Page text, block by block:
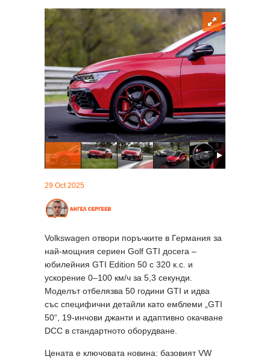
29 Oct 2025
Volkswagen отвори поръчките в Германия за
най-мощния сериен Golf GTI досега –
юбилейния GTI Edition 50 с 320 к.с. и
ускорение 0–100 км/ч за 5,3 секунди.
Моделът отбелязва 50 години GTI и идва
със специфични детайли като емблеми „GTI
50“, 19-инчови джанти и адаптивно окачване
DCC в стандартното оборудване.
Цената е ключовата новина: базовият VW